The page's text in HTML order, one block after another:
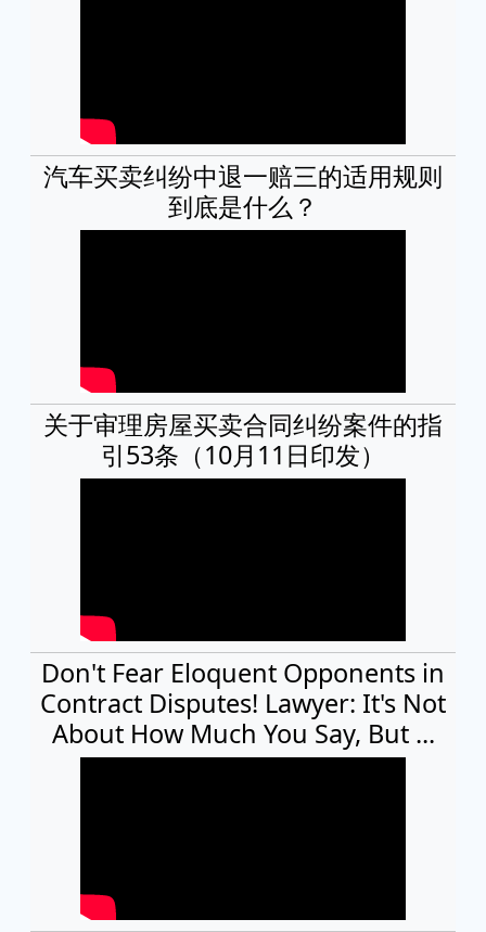
汽车买卖纠纷中退一赔三的适用规则
到底是什么？
关于审理房屋买卖合同纠纷案件的指
引53条（10月11日印发）
Don't Fear Eloquent Opponents in
Contract Disputes! Lawyer: It's Not
About How Much You Say, But ...